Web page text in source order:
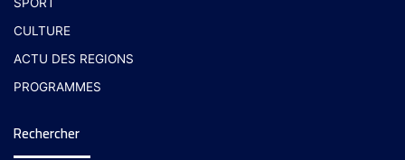
CULTURE
ACTU DES REGIONS
PROGRAMMES
Rechercher